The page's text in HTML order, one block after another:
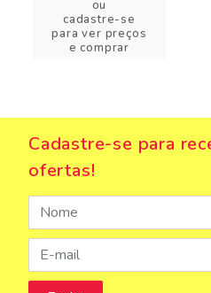
ou
cadastre-se
para ver preços
e comprar
Cadastre-se para
ofertas!